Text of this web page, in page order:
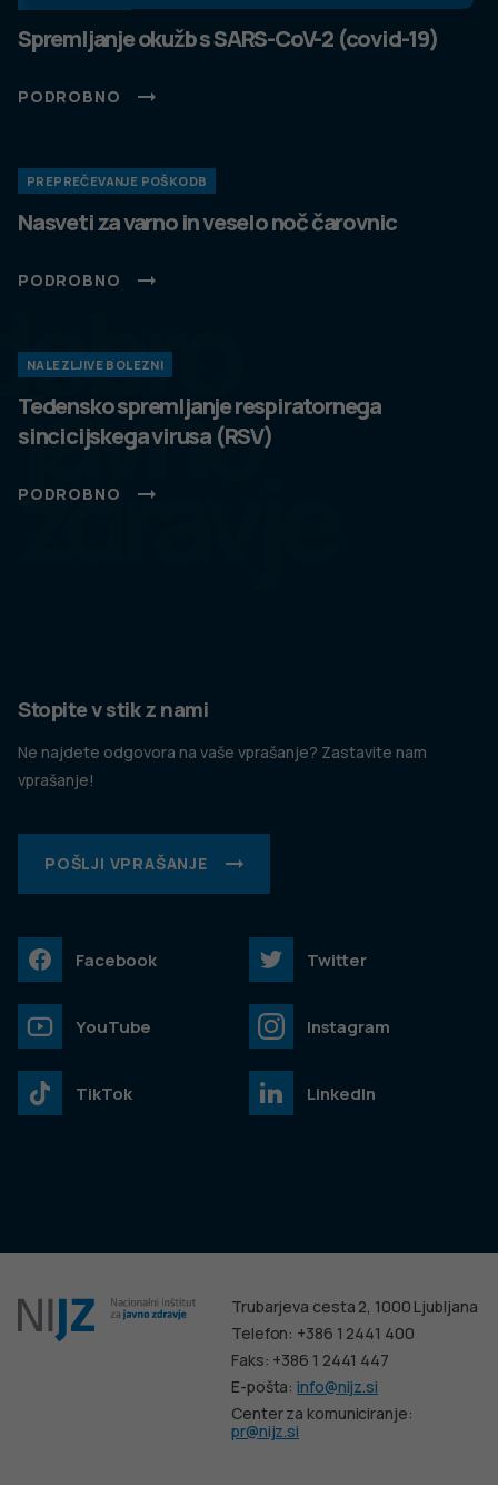
javno
zdravje
Spremljanje okužb s SARS-CoV-2 (covid-19)
PODROBNO
PREPREČEVANJE POŠKODB
Nasveti za varno in veselo noč čarovnic
PODROBNO
NALEZLJIVE BOLEZNI
Tedensko spremljanje respiratornega
sincicijskega virusa (RSV)
PODROBNO
Trubarjeva cesta 2, 1000 Ljubljana
Telefon: +386 1 2441 400
Faks: +386 1 2441 447
E-pošta:info@nijz.si
Center za komuniciranje:
pr@nijz.si
Stopite v stik z nami
Ne najdete odgovora na vaše vprašanje? Zastavite nam
vprašanje!
POŠLJI VPRAŠANJE
Facebook Twitter
YouTube Instagram
TikTok LinkedIn